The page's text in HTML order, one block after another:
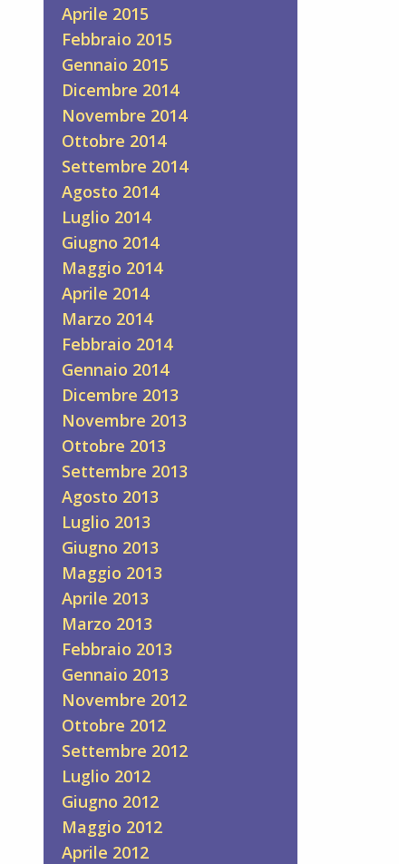
Aprile 2015
Febbraio 2015
Gennaio 2015
Dicembre 2014
Novembre 2014
Ottobre 2014
Settembre 2014
Agosto 2014
Luglio 2014
Giugno 2014
Maggio 2014
Aprile 2014
Marzo 2014
Febbraio 2014
Gennaio 2014
Dicembre 2013
Novembre 2013
Ottobre 2013
Settembre 2013
Agosto 2013
Luglio 2013
Giugno 2013
Maggio 2013
Aprile 2013
Marzo 2013
Febbraio 2013
Gennaio 2013
Novembre 2012
Ottobre 2012
Settembre 2012
Luglio 2012
Giugno 2012
Maggio 2012
Aprile 2012